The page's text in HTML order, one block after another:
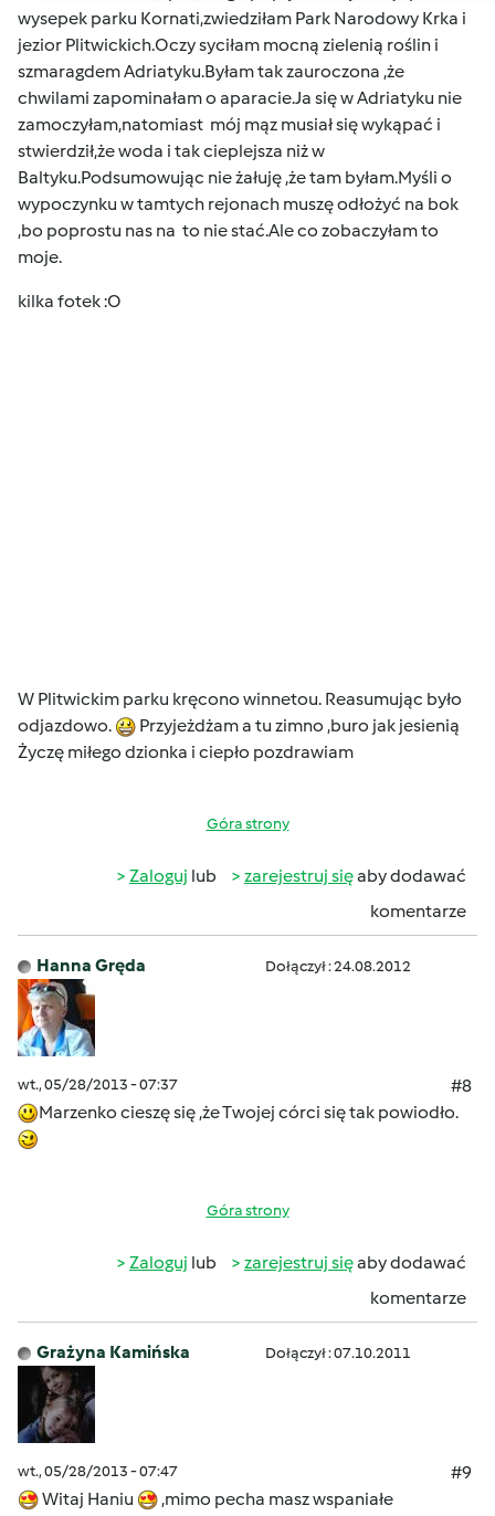
wysepek parku Kornati,zwiedziłam Park Narodowy Krka i
jezior Plitwickich.Oczy syciłam mocną zielenią roślin i
szmaragdem Adriatyku.Byłam tak zauroczona ,że
chwilami zapominałam o aparacie.Ja się w Adriatyku nie
zamoczyłam,natomiast mój mąz musiał się wykąpać i
stwierdził,że woda i tak cieplejsza niż w
Baltyku.Podsumowując nie żałuję ,że tam byłam.Myśli o
wypoczynku w tamtych rejonach muszę odłożyć na bok
,bo poprostu nas na to nie stać.Ale co zobaczyłam to
moje.
kilka fotek:O
W Plitwickim parku kręcono winnetou. Reasumując było
odjazdowo.
Przyjeżdżam a tu zimno ,buro jak jesienią
Życzę miłego dzionka i ciepło pozdrawiam
Góra strony
Zaloguj lub zarejestruj sięaby dodawać
komentarze
Hanna Gręda Dołączył : 24.08.2012
wt., 05/28/2013 - 07:37
#8
Marzenko cieszę się ,że Twojej córci się tak powiodło.
Góra strony
Zaloguj lub zarejestruj sięaby dodawać
komentarze
Grażyna Kamińska Dołączył : 07.10.2011
wt., 05/28/2013 - 07:47
#9
Witaj Haniu
,mimo pecha masz wspaniałe